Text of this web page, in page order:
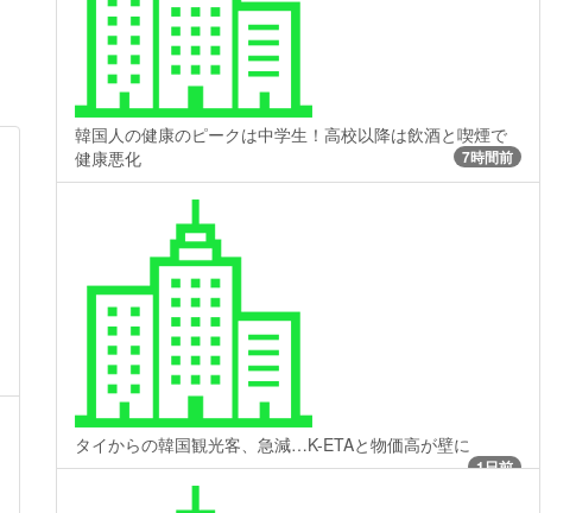
韓国人の健康のピークは中学生！高校以降は飲酒と喫煙で
健康悪化
7時間前
タイからの韓国観光客、急減…K-ETAと物価高が壁に
1日前